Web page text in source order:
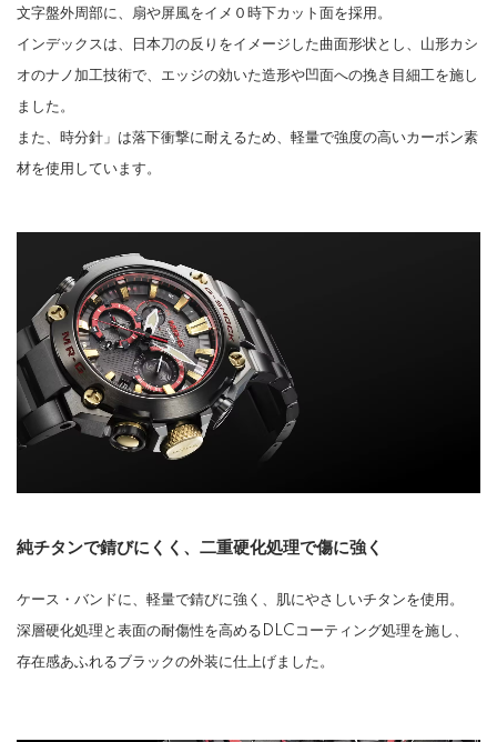
文字盤外周部に、扇や屏風をイメ０時下カット面を採用。
インデックスは、日本刀の反りをイメージした曲面形状とし、山形カシ
オのナノ加工技術で、エッジの効いた造形や凹面への挽き目細工を施し
ました。
また、時分針」は落下衝撃に耐えるため、軽量で強度の高いカーボン素
材を使用しています。
純チタンで錆びにくく、二重硬化処理で傷に強く
ケース・バンドに、軽量で錆びに強く、肌にやさしいチタンを使用。
深層硬化処理と表面の耐傷性を高めるDLCコーティング処理を施し、
存在感あふれるブラックの外装に仕上げました。